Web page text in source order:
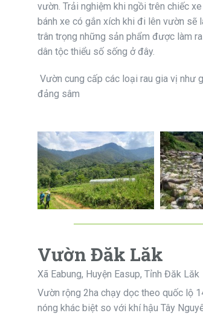
vườn. Trải nghiệm khi ngồi trên chiếc
bánh xe có gắn xích khi đi lên vườn sẽ
trân trọng những sản phẩm được làm
dân tộc thiểu số sống ở đây.
Vườn cung cấp các loại rau gia vị như
đảng sâm
Vườn Đăk Lăk
Xã Eabung, Huyện Easup, Tỉnh Đăk Lăk
Vườn rộng 2ha chạy dọc theo quốc lộ
nóng khác biệt so với khí hậu Tây